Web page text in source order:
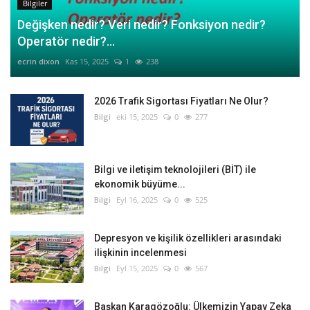
Bilgiler
Değişken nedir? Veri nedir? Fonksiyon nedir?
Operatör nedir?...
ecrin dixon Kas 15, 2025 1 238
2026 Trafik Sigortası Fiyatları Ne Olur?
Bilgi eki 15, 2025 0 277
Bilgi ve iletişim teknolojileri (BİT) ile
ekonomik büyüme...
Bilgi Eyl 16, 2025 0 525
Depresyon ve kişilik özellikleri arasındaki
ilişkinin incelenmesi
Bilgi Eyl 15, 2025 0 567
Başkan Karagözoğlu: Ülkemizin Yapay Zeka